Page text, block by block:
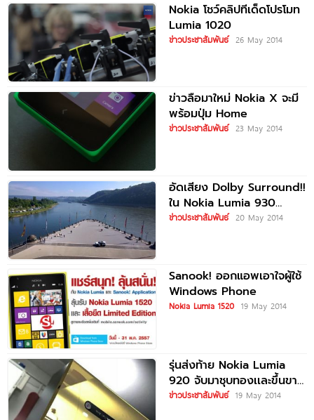
Nokia โชว์คลิปทีเด็ดโปรโมท
Lumia 1020
ข่าวประชาสัมพันธ์ 26 May 2014
ข่าวลือมาใหม่ Nokia X จะมี
พร้อมปุ่ม Home
ข่าวประชาสัมพันธ์ 23 May 2014
อัดเสียง Dolby Surround!!
ใน Nokia Lumia 930
เครื่องสุดท้ายของโนเกีย
ข่าวประชาสัมพันธ์ 20 May 2014
Sanook! ออกแอพเอาใจผู้ใช้
Windows Phone
Nokia Lumia 1520 19 May 2014
รุ่นส่งท้าย Nokia Lumia
920 จับมาชุบทองเเละขึ้นขาย
ใหม่
ข่าวประชาสัมพันธ์ 19 May 2014